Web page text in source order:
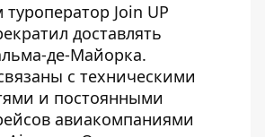
Join UP
доставлять
де-Майорка.
с техническими
и постоянными
авиакомпаниями